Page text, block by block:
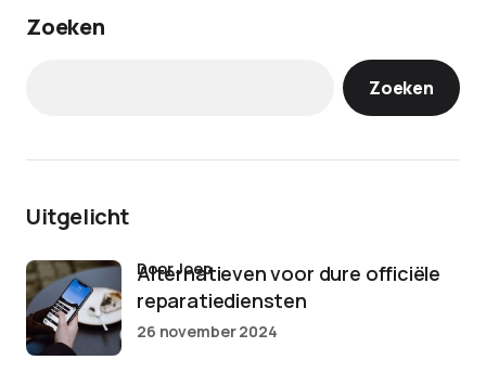
Zoeken
Zoeken
Uitgelicht
Alternatieven voor dure officiële
reparatiediensten
door Joep
26 november 2024